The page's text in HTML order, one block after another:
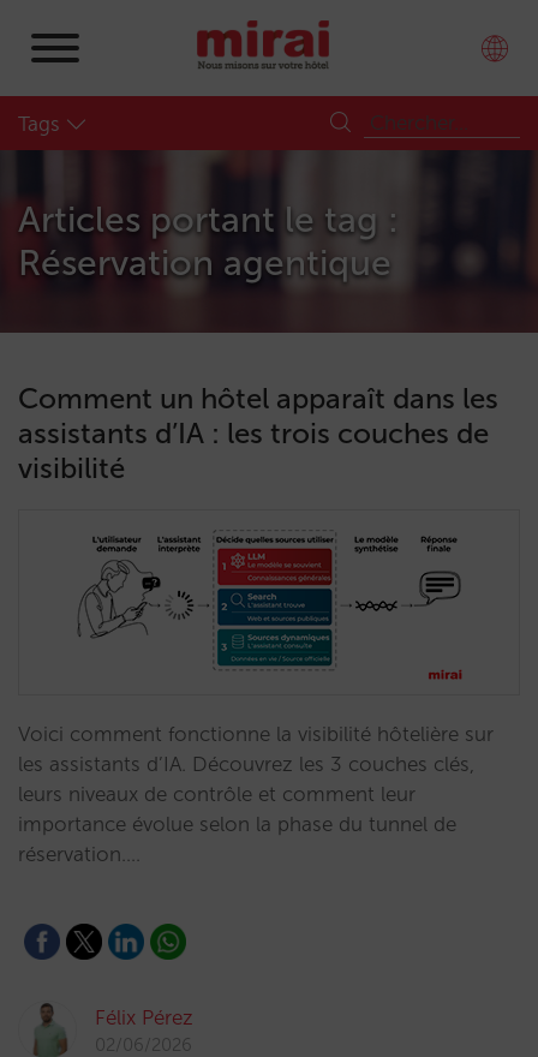
Tags
Articles portant le tag :
Réservation agentique
Comment un hôtel apparaît dans les
assistants d’IA : les trois couches de
visibilité
Voici comment fonctionne la visibilité hôtelière sur
les assistants d’IA. Découvrez les 3 couches clés,
leurs niveaux de contrôle et comment leur
importance évolue selon la phase du tunnel de
réservation.…
Félix Pérez
02/06/2026